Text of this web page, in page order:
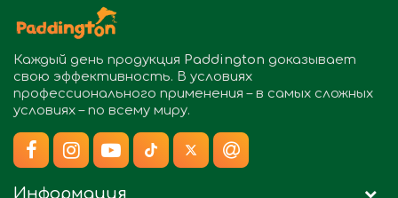
Каждый день продукция Paddington доказывает
свою эффективность. В условиях
профессионального применения – в самых сложных
условиях – по всему миру.
Информация